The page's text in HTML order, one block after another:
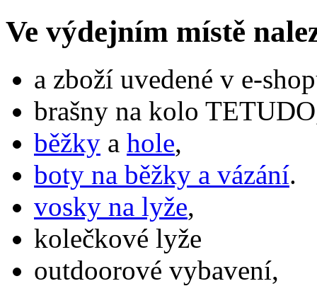
Ve výdejním místě
a zboží uvedené v e-
brašny na kolo
běžky a hole,
boty na běžky a vázání.
vosky na lyže,
kolečkové lyže
outdoorové vybavení,